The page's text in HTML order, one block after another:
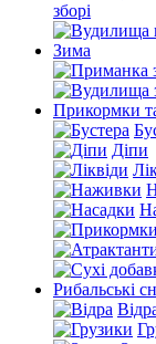
зборі
Зима
Прикормки
Діпи
Рибальські